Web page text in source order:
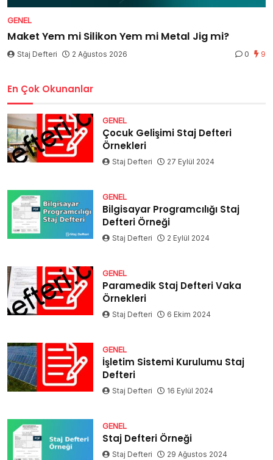
GENEL
Maket Yem mi Silikon Yem mi Metal Jig mi?
Staj Defteri 2 Ağustos 2026 0 9
En Çok Okunanlar
GENEL
Çocuk Gelişimi Staj Defteri
Örnekleri
Staj Defteri 27 Eylül 2024
GENEL
Bilgisayar Programcılığı Staj
Defteri Örneği
Staj Defteri 2 Eylül 2024
GENEL
Paramedik Staj Defteri Vaka
Örnekleri
Staj Defteri 6 Ekim 2024
GENEL
İşletim Sistemi Kurulumu Staj
Defteri
Staj Defteri 16 Eylül 2024
GENEL
Staj Defteri Örneği
Staj Defteri 29 Ağustos 2024